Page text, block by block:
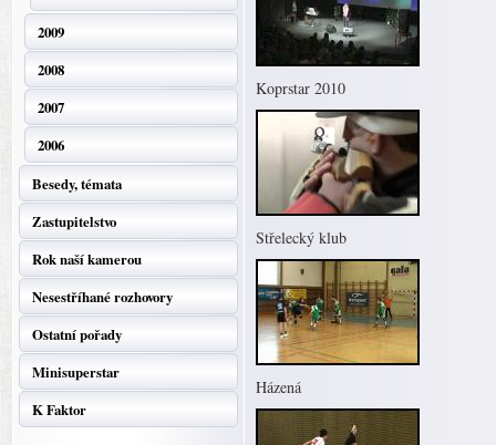
2009
2008
2007
2006
Besedy, témata
Zastupitelstvo
Rok naší kamerou
Nesestříhané rozhovory
Ostatní pořady
Minisuperstar
K Faktor
Koprstar 2010
Střelecký klub
Házená